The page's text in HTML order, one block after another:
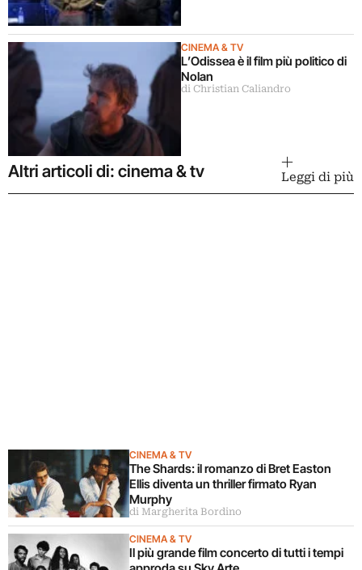
CINEMA & TV
L’Odissea è il film più politico di
Nolan
di Christian Caliandro
Altri articoli di: cinema & tv Leggi di più
CINEMA & TV
The Shards: il romanzo di Bret Easton
Ellis diventa un thriller firmato Ryan
Murphy
di Margherita Bordino
CINEMA & TV
Il più grande film concerto di tutti i tempi